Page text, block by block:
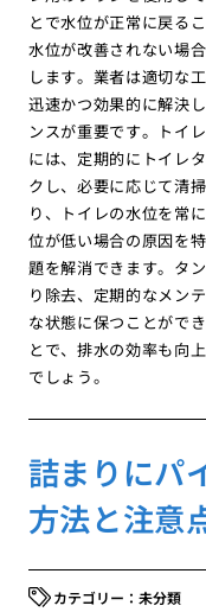
とで水位が正常に戻る
水位が改善されない場
します。業者は適切な
迅速かつ効果的に解決
ンスが重要です。トイ
には、定期的にトイレ
クし、必要に応じて清
り、トイレの水位を常
位が低い場合の原因を
題を解消できます。タ
り除去、定期的なメン
な状態に保つことがで
とで、排水の効率も向
でしょう。
詰まりにパ
方法と注意
未分類